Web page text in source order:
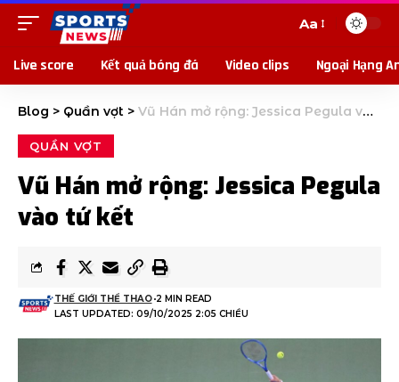
Aa
Live score Kết quả bóng đá Video clips Ngoại Hạng
Blog > Quần vợt > Vũ Hán mở rộng: Jessica Pegula vào tứ kết
QUẦN VỢT
Vũ Hán mở rộng: Jessica Pegula
vào tứ kết
LAST UPDATED: 09/10/2025 2:05 CHIỀU
THẾ GIỚI THỂ THAO 2 MIN READ